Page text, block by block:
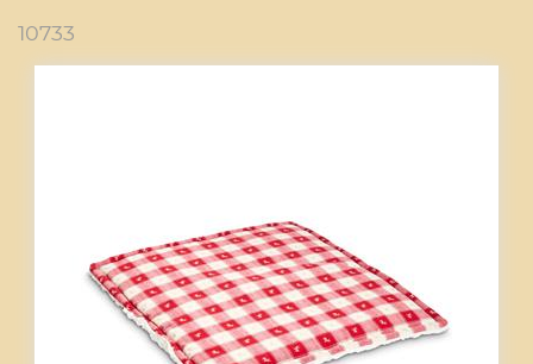
10733